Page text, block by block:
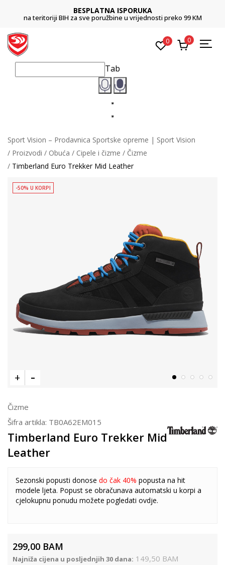
BESPLATNA ISPORUKA
na teritoriji BIH za sve poružbine u vrijednosti preko 99 KM
0 0
Tab
Sport Vision – Prodavnica Sportske opreme | Sport Vision
Proizvodi
Obuća Cipele i čizme
Čizme
Timberland Euro Trekker Mid Leather
-50% U KORPI
Čizme
Šifra artikla: TB0A62EM015
Timberland Euro Trekker Mid
Leather
Sezonski popusti donose do čak 40% popusta na hit
modele ljeta. Popust se obračunava automatski u korpi a
cjelokupnu ponudu možete pogledati ovdje.
299,00 BAM
Najniža cijena u posljednjih 30 dana: 149,50 BAM